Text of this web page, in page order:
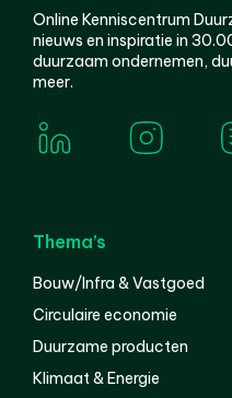
Online Kenniscentrum
nieuws en inspiratie in
duurzaam ondernemen,
meer.
Thema’s
Bouw/Infra & Vastgoed
Circulaire economie
Duurzame producten
Klimaat & Energie